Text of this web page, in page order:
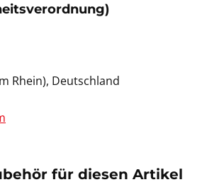
Rhein), Deutschland
für diesen Artikel